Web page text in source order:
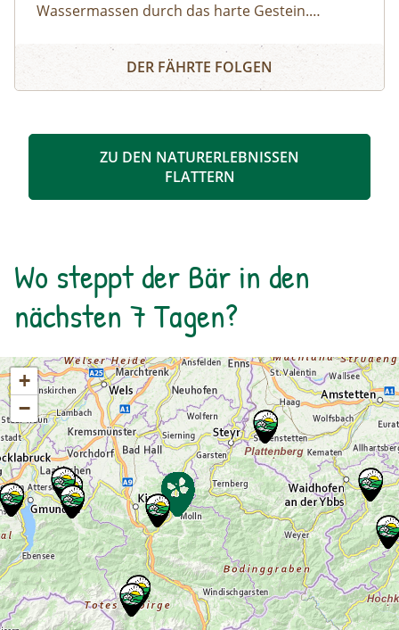
Wassermassen durch das harte Gestein.
Kolke und kleine Wasserfälle entstanden. Der
Klamm folgend geht es weiter bis zum Hintersee
mit Blick über den Talschluss mit seinen
Schösswendklamm und Hintersee
DER FÄHRTE FOLGEN
ZU DEN NATURERLEBNISSEN
FLATTERN
Wo steppt der Bär in den
nächsten 7 Tagen?
+
−